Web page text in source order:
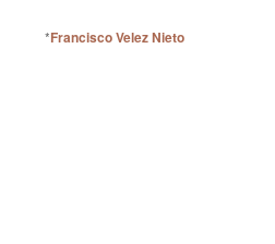
*Francisco Velez Nieto